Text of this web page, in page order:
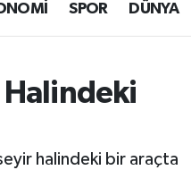
SPOR DÜNYA
Halindeki
halindeki bir araçta
Haritası
Fikstür